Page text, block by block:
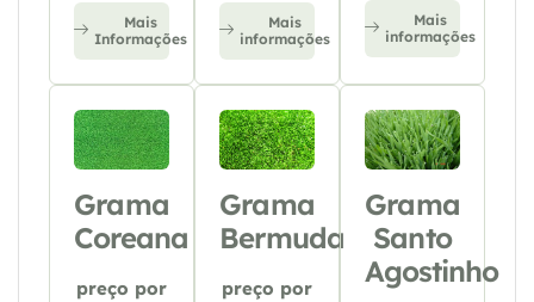
Mais
Informações
Mais
informações
Mais
informações
Grama
Coreana
preço por
Grama
Bermuda
preço por
Grama
Santo
Agostinho